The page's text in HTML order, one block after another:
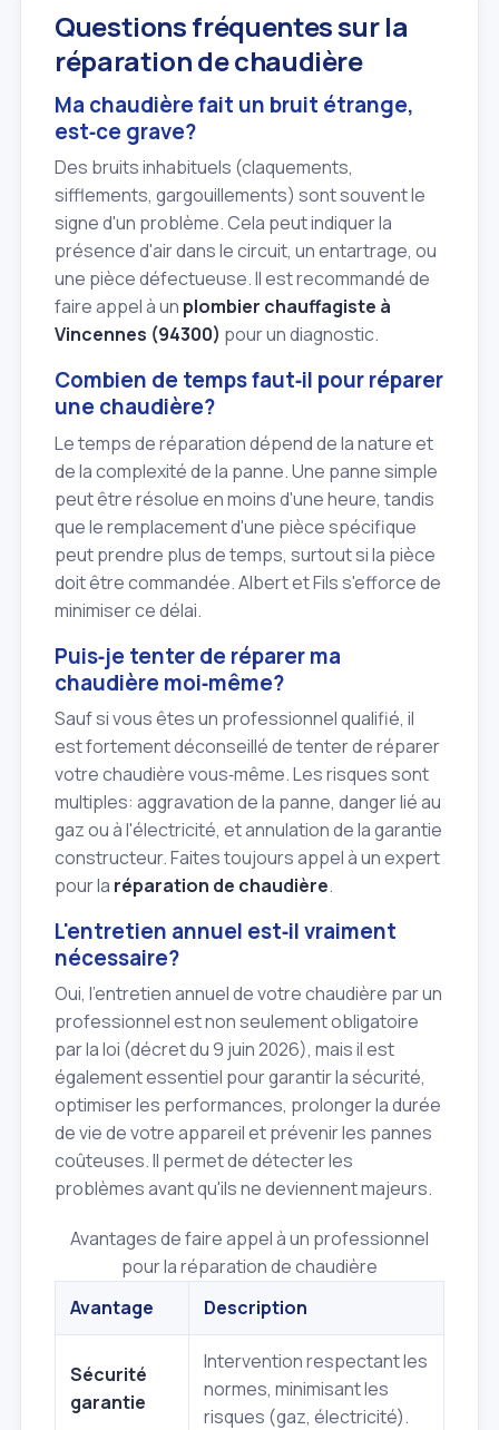
Questions fréquentes sur la
réparation de chaudière
Ma chaudière fait un bruit étrange,
est‑ce grave?
Des bruits inhabituels (claquements,
sifflements, gargouillements) sont souvent le
signe d'un problème. Cela peut indiquer la
présence d'air dans le circuit, un entartrage, ou
une pièce défectueuse. Il est recommandé de
faire appel à un plombier chauffagiste à
Vincennes (94300) pour un diagnostic.
Combien de temps faut‑il pour réparer
une chaudière?
Le temps de réparation dépend de la nature et
de la complexité de la panne. Une panne simple
peut être résolue en moins d'une heure, tandis
que le remplacement d'une pièce spécifique
peut prendre plus de temps, surtout si la pièce
doit être commandée. Albert et Fils s'efforce de
minimiser ce délai.
Puis‑je tenter de réparer ma
chaudière moi‑même?
Sauf si vous êtes un professionnel qualifié, il
est fortement déconseillé de tenter de réparer
votre chaudière vous‑même. Les risques sont
multiples: aggravation de la panne, danger lié au
gaz ou à l'électricité, et annulation de la garantie
constructeur. Faites toujours appel à un expert
pour la réparation de chaudière.
L'entretien annuel est‑il vraiment
nécessaire?
Oui, l'entretien annuel de votre chaudière par un
professionnel est non seulement obligatoire
par la loi (décret du 9 juin 2026), mais il est
également essentiel pour garantir la sécurité,
optimiser les performances, prolonger la durée
de vie de votre appareil et prévenir les pannes
coûteuses. Il permet de détecter les
problèmes avant qu'ils ne deviennent majeurs.
Avantages de faire appel à un professionnel
pour la réparation de chaudière
Avantage
Description
Sécurité
garantie
Intervention respectant les
normes, minimisant les
risques (gaz, électricité).